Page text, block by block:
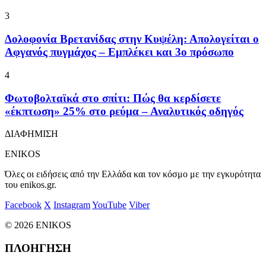
3
Δολοφονία Βρετανίδας στην Κυψέλη: Απολογείται ο
Αφγανός πυγμάχος – Εμπλέκει και 3ο πρόσωπο
4
Φωτοβολταϊκά στο σπίτι: Πώς θα κερδίσετε
«έκπτωση» 25% στο ρεύμα – Αναλυτικός οδηγός
ΔΙΑΦΗΜΙΣΗ
ENIKOS
Όλες οι ειδήσεις από την Ελλάδα και τον κόσμο με την εγκυρότητα
του enikos.gr.
Facebook X InstagramYouTube Viber
© 2026 ENIKOS
ΠΛΟΗΓΗΣΗ